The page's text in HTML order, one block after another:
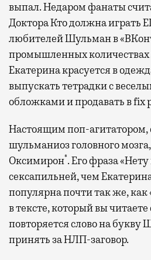
выпал. Недаром фанаты
Доктора Кто должна играть
любителей Шульман в
промышленных количествах
Екатерина красуется в
выпускать тетрадки с
обложками и продавать в fix
Настоящим поп-
шульманиоз головного
Оксимирон*. Его фраза
сексапильней, чем
популярна почти так же, как
в тексте, который вы читаете
повторяется слово на букву
принять за НЛП-заговор.